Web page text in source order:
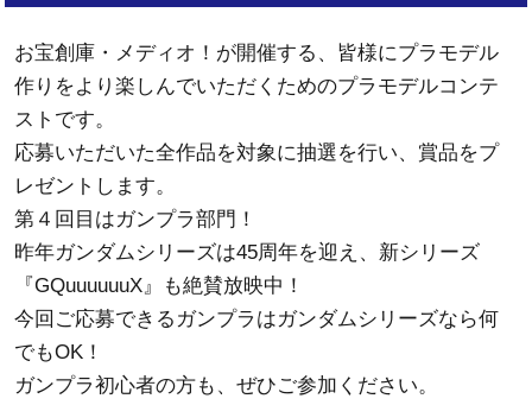
お宝創庫・メディオ！が開催する、皆様にプラモデル
作りをより楽しんでいただくためのプラモデルコンテ
ストです。
応募いただいた全作品を対象に抽選を行い、賞品をプ
レゼントします。
第４回目はガンプラ部門！
昨年ガンダムシリーズは45周年を迎え、新シリーズ
『GQuuuuuuX』も絶賛放映中！
今回ご応募できるガンプラはガンダムシリーズなら何
でもOK！
ガンプラ初心者の方も、ぜひご参加ください。